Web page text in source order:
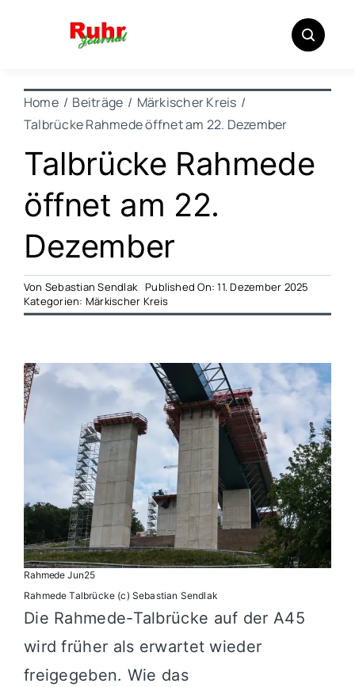
Home Beiträge
Märkischer Kreis
Talbrücke Rahmede öffnet am 22. Dezember
Talbrücke Rahmede
öffnet am 22.
Dezember
Von Sebastian Sendlak Published On: 11. Dezember 2025
Kategorien: Märkischer Kreis
Rahmede Jun25
Rahmede Talbrücke (c) Sebastian Sendlak
Die Rahmede-Talbrücke auf der A45
wird früher als erwartet wieder
freigegeben. Wie das